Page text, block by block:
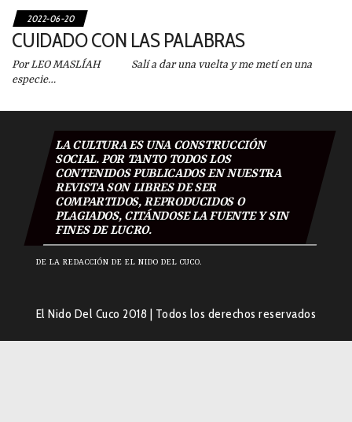
2022-06-20
CUIDADO CON LAS PALABRAS
Por LEO MASLÍAH Salí a dar una vuelta y me metí en una
especie…
LA CULTURA ES UNA CONSTRUCCIÓN
SOCIAL. POR TANTO TODOS LOS
CONTENIDOS PUBLICADOS EN NUESTRA
REVISTA SON LIBRES DE SER
COMPARTIDOS, REPRODUCIDOS O
PLAGIADOS, CITÁNDOSE LA FUENTE Y SIN
FINES DE LUCRO.
DE LA REDACCIÓN DE EL NIDO DEL CUCO.
El Nido Del Cuco 2018 | Todos los derechos reservados